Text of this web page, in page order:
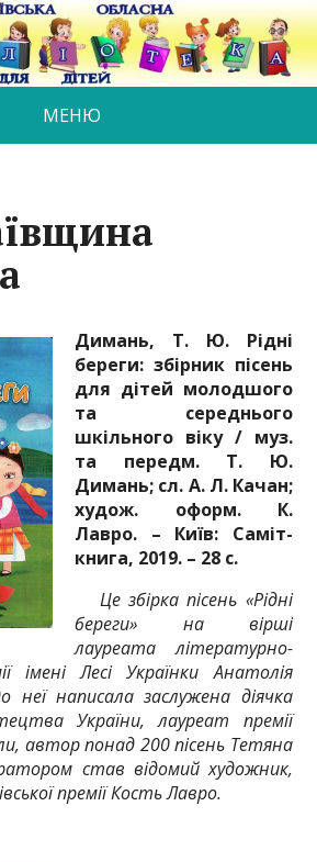
МЕНЮ
Димань, Т. Ю. Рідні
береги: збірник пісень
для дітей молодшого
та середнього
шкільного віку / муз.
та передм. Т. Ю.
Димань; сл. А. Л. Качан;
худож. оформ. К.
Лавро. – Київ: Саміт-
книга, 2019. – 28 с.
Це збірка пісень «Рідні
береги» на вірші
лауреата літературно-
імені Лесі Українки Анатолія
неї написала заслужена діячка
України, лауреат премії
автор понад 200 пісень Тетяна
став відомий художник,
премії Кость Лавро.